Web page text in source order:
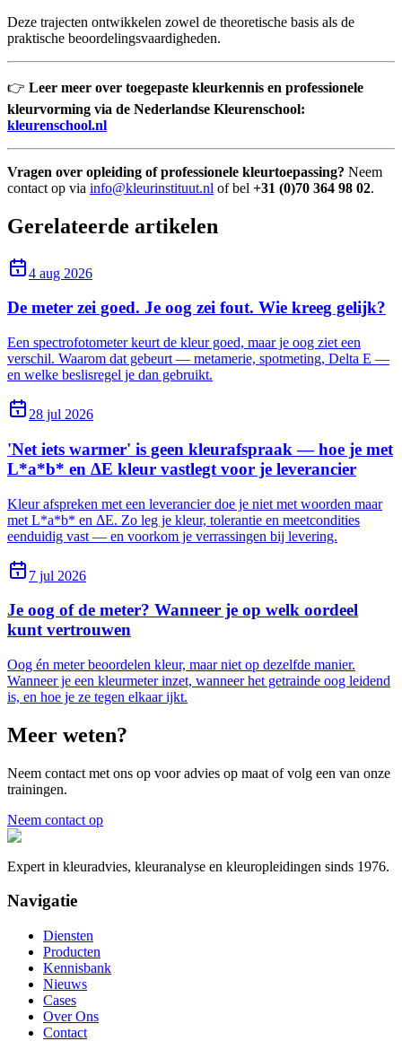
Deze trajecten ontwikkelen zowel de theoretische basis als de
praktische beoordelingsvaardigheden.
👉 Leer meer over toegepaste kleurkennis en professionele
kleurvorming via de Nederlandse Kleurenschool:
kleurenschool.nl
Vragen over opleiding of professionele kleurtoepassing? Neem
contact op via info@kleurinstituut.nl of bel +31 (0)70 364 98 02.
Gerelateerde artikelen
4 aug 2026
De meter zei goed. Je oog zei fout. Wie kreeg gelijk?
Een spectrofotometer keurt de kleur goed, maar je oog ziet een
verschil. Waarom dat gebeurt — metamerie, spotmeting, Delta E —
en welke beslisregel je dan gebruikt.
28 jul 2026
'Net iets warmer' is geen kleurafspraak — hoe je met
L*a*b* en ΔE kleur vastlegt voor je leverancier
Kleur afspreken met een leverancier doe je niet met woorden maar
met L*a*b* en ΔE. Zo leg je kleur, tolerantie en meetcondities
eenduidig vast — en voorkom je verrassingen bij levering.
7 jul 2026
Je oog of de meter? Wanneer je op welk oordeel
kunt vertrouwen
Oog én meter beoordelen kleur, maar niet op dezelfde manier.
Wanneer je een kleurmeter inzet, wanneer het getrainde oog leidend
is, en hoe je ze tegen elkaar ijkt.
Meer weten?
Neem contact met ons op voor advies op maat of volg een van onze
trainingen.
Neem contact op
Expert in kleuradvies, kleuranalyse en kleuropleidingen sinds 1976.
Navigatie
Diensten
Producten
Kennisbank
Nieuws
Cases
Over Ons
Contact